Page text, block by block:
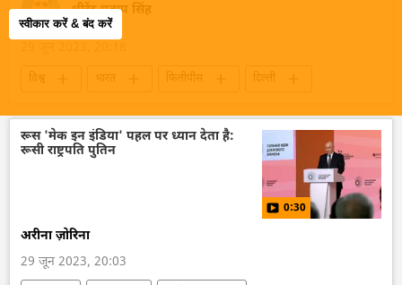
स्वीकार करें & बंद करें
धीरेंद्र प्रताप सिंह
विश्व भारत फिलीपींस
दिल्ली
विदेश मंत्रालय
द्विपक्षीय रिश्ते
द्विपक्षीय व्यापार
रूस 'मेक इन इंडिया' पहल पर ध्यान देता है:
रूसी राष्ट्रपति पुतिन
0:30
अरीना ज़ोरिना
29 जून 2023, 20:03